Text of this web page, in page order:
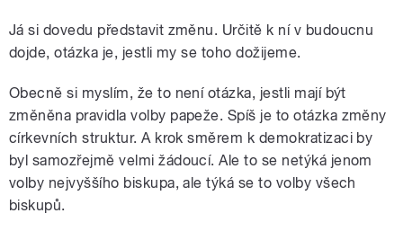
Já si dovedu představit změnu. Určitě k ní v budoucnu
dojde, otázka je, jestli my se toho dožijeme.
Obecně si myslím, že to není otázka, jestli mají být
změněna pravidla volby papeže. Spíš je to otázka změny
církevních struktur. A krok směrem k demokratizaci by
byl samozřejmě velmi žádoucí. Ale to se netýká jenom
volby nejvyššího biskupa, ale týká se to volby všech
biskupů.